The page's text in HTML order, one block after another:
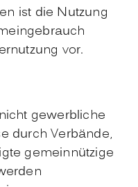
ist die Nutzung
vor.
gewerbliche
durch Verbände,
gemeinnützige